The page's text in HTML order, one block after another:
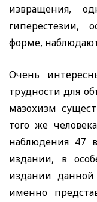
извращения,
гиперестезии,
форме,
Очень
трудности для
мазохизм
того же
наблюдения 47
издании, в
издании
именно